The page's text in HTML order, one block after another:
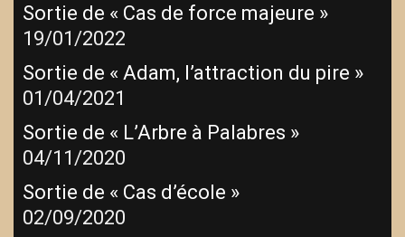
Sortie de « Cas de force majeure »
19/01/2022
Sortie de « Adam, l’attraction du pire »
01/04/2021
Sortie de « L’Arbre à Palabres »
04/11/2020
Sortie de « Cas d’école »
02/09/2020